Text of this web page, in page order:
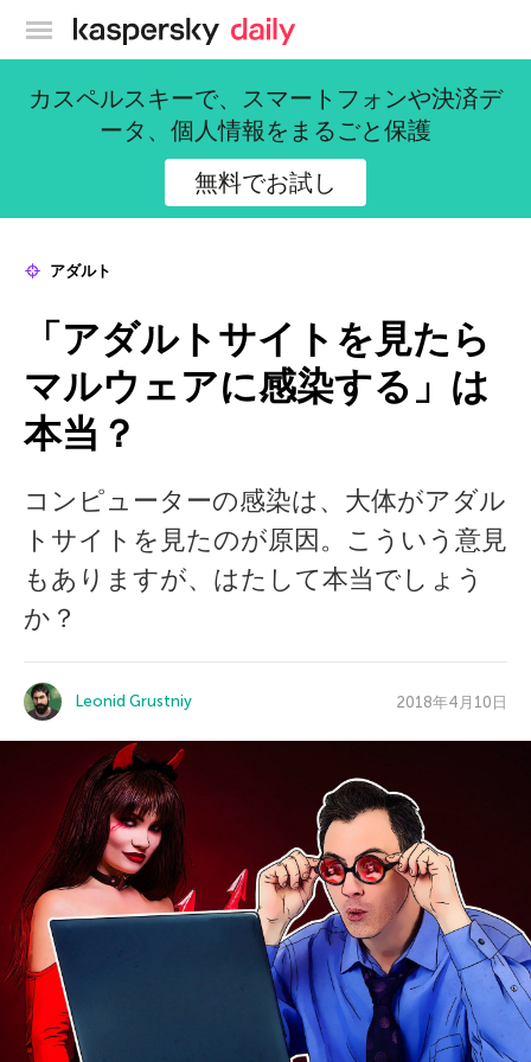
カスペルスキー公式ブログ
カスペルスキーで、スマートフォンや決済デ
ータ、個人情報をまるごと保護
無料でお試し
アダルト
「アダルトサイトを見たら
マルウェアに感染する」は
本当？
コンピューターの感染は、大体がアダル
トサイトを見たのが原因。こういう意見
もありますが、はたして本当でしょう
か？
Leonid Grustniy 2018年4月10日